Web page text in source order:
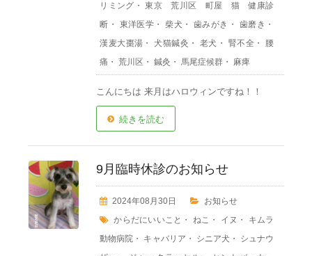
リミング ・東京 荒川区 町屋 猫 健康診
断 ・ 東洋医学 ・柴犬 ・歯みがき ・ 歯磨き ・
漢麦大棗湯 ・犬猫鍼灸 ・老犬 ・ 腎不全 ・
腰
痛 ・荒川区 ・鍼灸 ・馬尾症候群 ・ 麻痺
こんにちは 来月はハロウィンですね！！
続きを読む
9月臨時休診のお知らせ
2024年08月30日
お知らせ
からだにいいこと ・ ねこ ・ イヌ ・ キムラ
動物病院 ・ キャバリア ・ シニア犬 ・ シュナウ